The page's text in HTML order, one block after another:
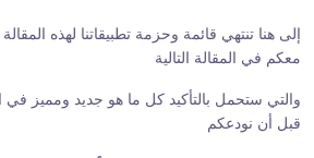
إلى هنا تنتهي قائمة وحزمة تطبيقاتنا لهذه
معكم في المقالة التالية
والتي ستحمل بالتأكيد كل ما هو جديد ومميز في
قبل أن نودعكم